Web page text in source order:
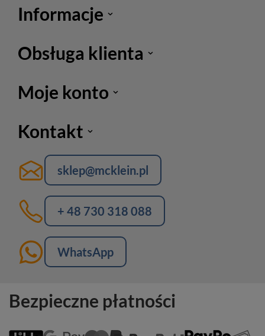
Informacje
Obsługa klienta
Moje konto
Kontakt
sklep@mcklein.pl
+ 48 730 318 088
WhatsApp
Bezpieczne płatności